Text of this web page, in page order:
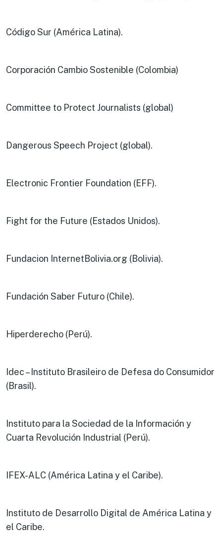
Código Sur (América Latina).
Corporación Cambio Sostenible (Colombia)
Committee to Protect Journalists (global)
Dangerous Speech Project (global).
Electronic Frontier Foundation (EFF).
Fight for the Future (Estados Unidos).
Fundacion InternetBolivia.org (Bolivia).
Fundación Saber Futuro (Chile).
Hiperderecho (Perú).
Idec – Instituto Brasileiro de Defesa do Consumidor
(Brasil).
Instituto para la Sociedad de la Información y
Cuarta Revolución Industrial (Perú).
IFEX-ALC (América Latina y el Caribe).
Instituto de Desarrollo Digital de América Latina y
el Caribe.